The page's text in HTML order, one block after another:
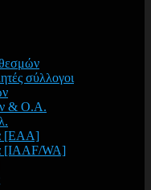
σύλλογοι
& Ο.Α.
[EAA]
[IAAF/WA]